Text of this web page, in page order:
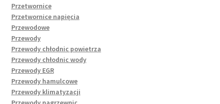
Przetwornice
Przetwornice napięcia
Przewodowe
Przewody
Przewody chłodnic powietrza
Przewody chłodnic wody
Przewody EGR
Przewody hamulcowe
Przewody klimatyzacji